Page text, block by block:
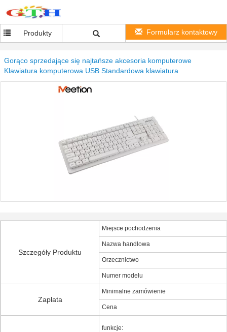
Produkty Formularz kontaktowy
Gorąco sprzedające się najtańsze akcesoria komputerowe
Klawiatura komputerowa USB Standardowa klawiatura
Szczegóły Produktu
Miejsce pochodzenia
Nazwa handlowa
Orzecznictwo
Numer modelu
Zapłata
Minimalne zamówienie
Cena
funkcje: